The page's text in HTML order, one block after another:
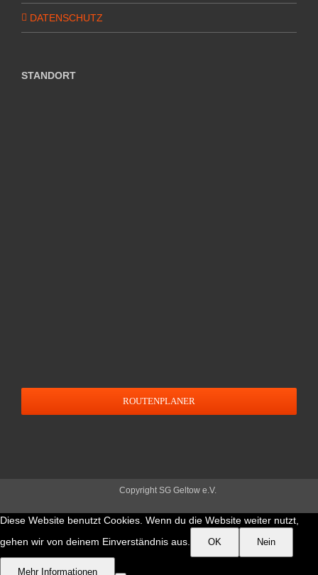
DATENSCHUTZ
STANDORT
ROUTENPLANER
Copyright SG Geltow e.V.
Diese Website benutzt Cookies. Wenn du die Website weiter nutzt,
gehen wir von deinem Einverständnis aus.
OK Nein
Mehr Informationen